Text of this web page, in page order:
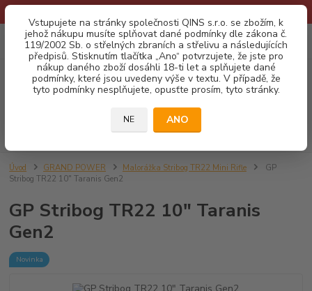
Vstupujete na stránky společnosti QINS s.r.o. se zbožím, k
jehož nákupu musíte splňovat dané podmínky dle zákona č.
119/2002 Sb. o střelných zbraních a střelivu a následujících
předpisů. Stisknutím tlačítka „Ano“ potvrzujete, že jste pro
nákup daného zboží dosáhli 18-ti let a splňujete dané
podmínky, které jsou uvedeny výše v textu. V případě, že
tyto podmínky nesplňujete, opusťte prosím, tyto stránky.
NE ANO
Menu
CZK 0
za0,00 Kč
Úvod GRAND POWER Malorážka Stribog TR22 Mini Rifle
GP
Stribog TR22 10" Taranis Gen2
GP Stribog TR22 10" Taranis
Gen2
Novinka